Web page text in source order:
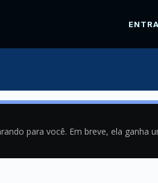
para você. Em breve, ela ganha